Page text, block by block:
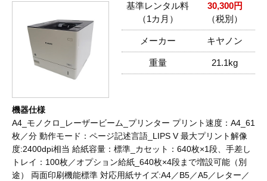
基準レンタル料
（1カ月）
30,300円
（税別）
メーカー キヤノン
重量 21.1kg
機器仕様
A4_モノクロ_レーザービーム_プリンター プリント速度：A4_61
枚／分 動作モード：ページ記述言語_LIPS V 最大プリント解像
度:2400dpi相当 給紙容量：標準_カセット：640枚×1段、手差し
トレイ：100枚／オプション給紙_640枚×4段まで増設可能（別
途） 両面印刷機能標準 対応用紙サイズ:A4／B5／A5／レター／